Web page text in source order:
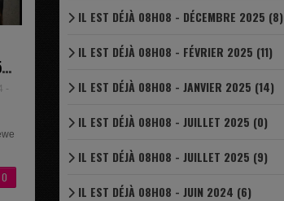
--
0
IL EST DÉJÀ 08H08 - DÉCEMBRE 2025 (8)
IL EST DÉJÀ 08H08 - FÉVRIER 2025 (11)
IL EST DÉJÀ 08H08 - JANVIER 2025 (14)
IL EST DÉJÀ 08H08 - JUILLET 2025 (0)
IL EST DÉJÀ 08H08 - JUILLET 2025 (9)
IL EST DÉJÀ 08H08 - JUIN 2024 (6)